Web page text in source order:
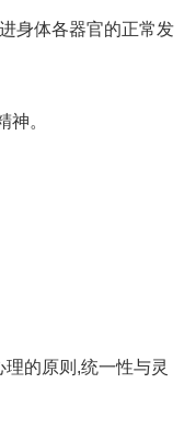
身体各器官的正常发
。
的原则,统一性与灵